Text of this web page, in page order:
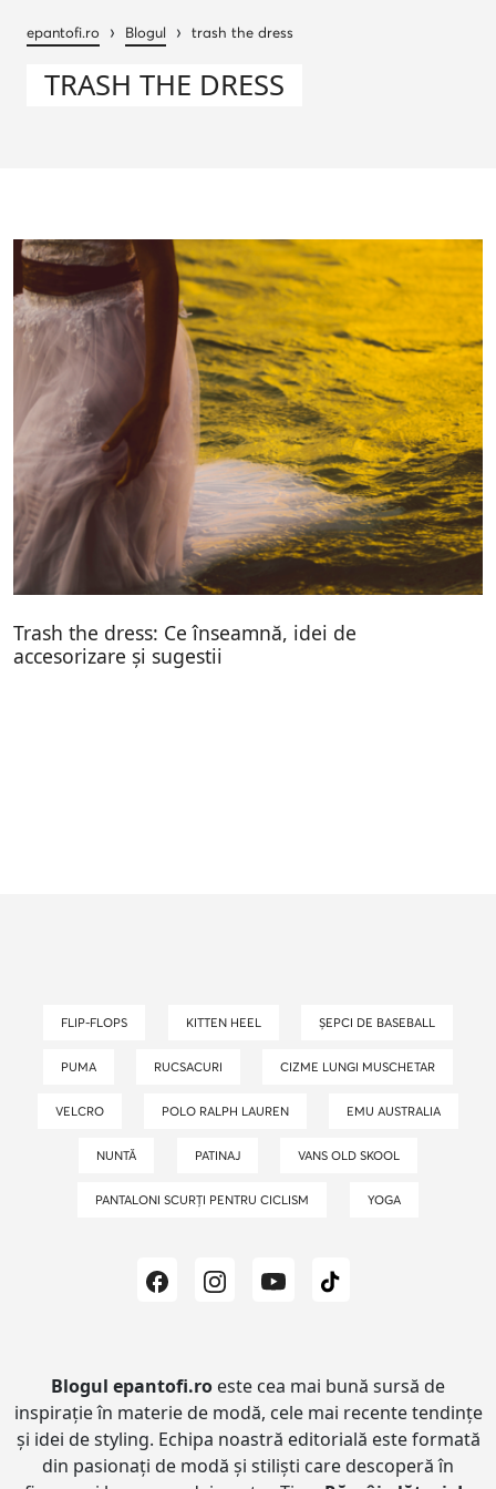
epantofi.ro › Blogul › trash the dress
TRASH THE DRESS
Trash the dress: Ce înseamnă, idei de
accesorizare și sugestii
FLIP-FLOPS KITTEN HEEL ȘEPCI DE BASEBALL
PUMA RUCSACURI CIZME LUNGI MUSCHETAR
VELCRO POLO RALPH LAUREN EMU AUSTRALIA
NUNTĂ PATINAJ VANS OLD SKOOL
PANTALONI SCURȚI PENTRU CICLISM YOGA
Blogul epantofi.ro este cea mai bună sursă de
inspirație în materie de modă, cele mai recente tendințe
și idei de styling. Echipa noastră editorială este formată
din pasionați de modă și stiliști care descoperă în